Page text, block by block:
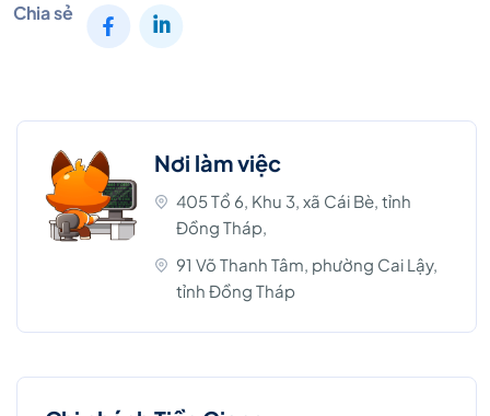
Chia sẻ
Nơi làm việc
405 Tổ 6, Khu 3, xã Cái Bè, tỉnh
Đồng Tháp,
91 Võ Thanh Tâm, phường Cai Lậy,
tỉnh Đồng Tháp